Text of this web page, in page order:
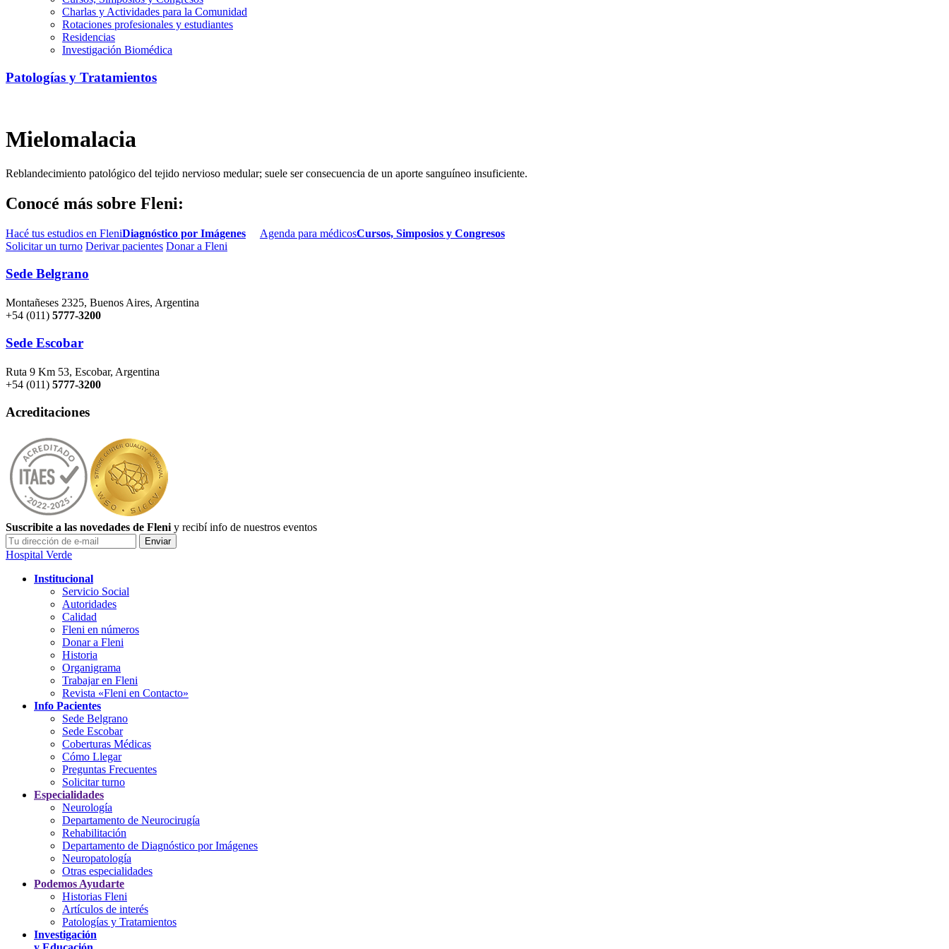
Charlas y Actividades para la Comunidad
Rotaciones profesionales y estudiantes
Residencias
Investigación Biomédica
Patologías y Tratamientos
Mielomalacia
Reblandecimiento patológico del tejido nervioso medular; suele ser consecuencia de un aporte sanguíneo insuficiente.
Conocé más sobre Fleni:
Hacé tus estudios en FleniDiagnóstico por Imágenes Agenda para médicosCursos, Simposios y Congresos
Solicitar un turno Derivar pacientes Donar a Fleni
Sede Belgrano
Montañeses 2325, Buenos Aires, Argentina
+54 (011) 5777-3200
Sede Escobar
Ruta 9 Km 53, Escobar, Argentina
+54 (011) 5777-3200
Acreditaciones
Suscribite a las novedades de Fleni y recibí info de nuestros eventos
Hospital Verde
Institucional
Servicio Social
Autoridades
Calidad
Fleni en números
Donar a Fleni
Historia
Organigrama
Trabajar en Fleni
Revista «Fleni en Contacto»
Info Pacientes
Sede Belgrano
Sede Escobar
Coberturas Médicas
Cómo Llegar
Preguntas Frecuentes
Solicitar turno
Especialidades
Neurología
Departamento de Neurocirugía
Rehabilitación
Departamento de Diagnóstico por Imágenes
Neuropatología
Otras especialidades
Podemos Ayudarte
Historias Fleni
Artículos de interés
Patologías y Tratamientos
Investigación